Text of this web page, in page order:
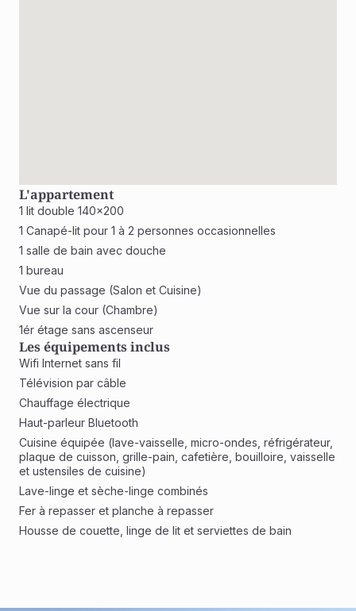
L'appartement
1 lit double 140x200
1 Canapé-lit pour 1 à 2 personnes occasionnelles
1 salle de bain avec douche
1 bureau
Vue du passage (Salon et Cuisine)
Vue sur la cour (Chambre)
1ér étage sans ascenseur
Les équipements inclus
Wifi Internet sans fil
Télévision par câble
Chauffage électrique
Haut-parleur Bluetooth
Cuisine équipée (lave-vaisselle, micro-ondes, réfrigérateur,
plaque de cuisson, grille-pain, cafetière, bouilloire, vaisselle
et ustensiles de cuisine)
Lave-linge et sèche-linge combinés
Fer à repasser et planche à repasser
Housse de couette, linge de lit et serviettes de bain